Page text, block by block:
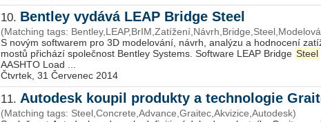
10. Bentley vydává LEAP Bridge Steel
(Matching tags:
S novým softwarem pro 3D modelování, návrh, analýzu a hodnocení
mostů přichází společnost Bentley Systems. Software LEAP Bridge Steel
AASHTO Load ...
Čtvrtek, 31 Červenec 2014
11. Autodesk koupil produkty a technologie
(Matching tags: Steel,Concrete,Advance,Graitec,Akvizice,Autodesk)